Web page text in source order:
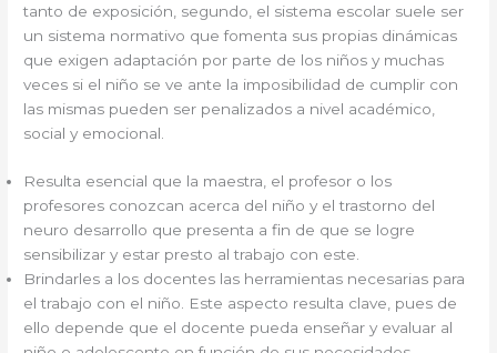
tanto de exposición, segundo, el sistema escolar suele ser
un sistema normativo que fomenta sus propias dinámicas
que exigen adaptación por parte de los niños y muchas
veces si el niño se ve ante la imposibilidad de cumplir con
las mismas pueden ser penalizados a nivel académico,
social y emocional.
Resulta esencial que la maestra, el profesor o los
profesores conozcan acerca del niño y el trastorno del
neuro desarrollo que presenta a fin de que se logre
sensibilizar y estar presto al trabajo con este.
Brindarles a los docentes las herramientas necesarias para
el trabajo con el niño. Este aspecto resulta clave, pues de
ello depende que el docente pueda enseñar y evaluar al